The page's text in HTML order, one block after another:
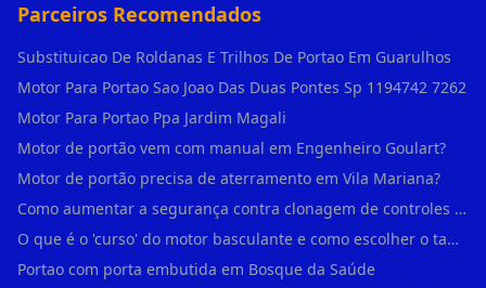
Parceiros Recomendados
Substituicao De Roldanas E Trilhos De Portao Em Guarulhos
Motor Para Portao Sao Joao Das Duas Pontes Sp 1194742 7262
Motor Para Portao Ppa Jardim Magali
Motor de portão vem com manual em Engenheiro Goulart?
Motor de portão precisa de aterramento em Vila Mariana?
Como aumentar a segurança contra clonagem de controles de portão em São Rafael?
O que é o 'curso' do motor basculante e como escolher o tamanho certo (1,4m, 1,5m, 2,0m) em Engenheiro Goulart?
Portao com porta embutida em Bosque da Saúde